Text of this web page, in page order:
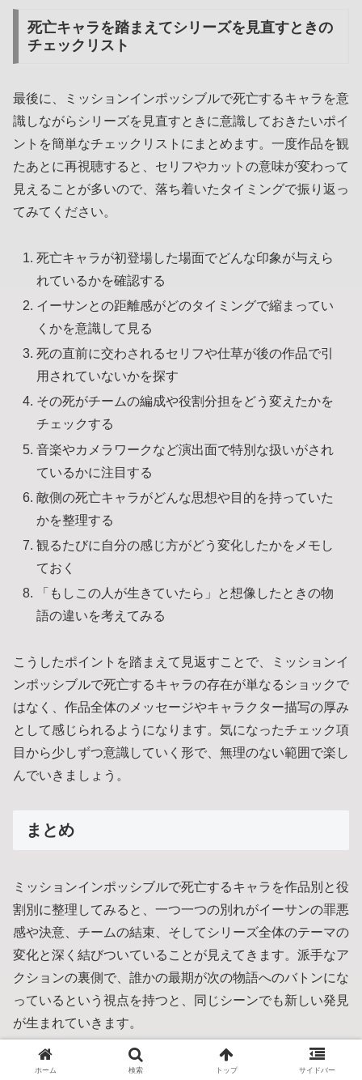
死亡キャラを踏まえてシリーズを見直すときの
チェックリスト
最後に、ミッションインポッシブルで死亡するキャラを意
識しながらシリーズを見直すときに意識しておきたいポイ
ントを簡単なチェックリストにまとめます。一度作品を観
たあとに再視聴すると、セリフやカットの意味が変わって
見えることが多いので、落ち着いたタイミングで振り返っ
てみてください。
死亡キャラが初登場した場面でどんな印象が与えら
れているかを確認する
イーサンとの距離感がどのタイミングで縮まってい
くかを意識して見る
死の直前に交わされるセリフや仕草が後の作品で引
用されていないかを探す
その死がチームの編成や役割分担をどう変えたかを
チェックする
音楽やカメラワークなど演出面で特別な扱いがされ
ているかに注目する
敵側の死亡キャラがどんな思想や目的を持っていた
かを整理する
観るたびに自分の感じ方がどう変化したかをメモし
ておく
「もしこの人が生きていたら」と想像したときの物
語の違いを考えてみる
こうしたポイントを踏まえて見返すことで、ミッションイ
ンポッシブルで死亡するキャラの存在が単なるショックで
はなく、作品全体のメッセージやキャラクター描写の厚み
として感じられるようになります。気になったチェック項
目から少しずつ意識していく形で、無理のない範囲で楽し
んでいきましょう。
まとめ
ミッションインポッシブルで死亡するキャラを作品別と役
割別に整理してみると、一つ一つの別れがイーサンの罪悪
感や決意、チームの結束、そしてシリーズ全体のテーマの
変化と深く結びついていることが見えてきます。派手なア
クションの裏側で、誰かの最期が次の物語へのバトンにな
っているという視点を持つと、同じシーンでも新しい発見
が生まれていきます。
これからシリーズを初めて観る人も、すでに何度も見返し
ホーム 検索 トップ サイドバー